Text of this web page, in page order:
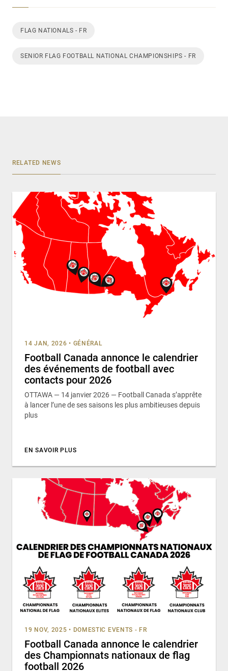
FLAG NATIONALS - FR
SENIOR FLAG FOOTBALL NATIONAL CHAMPIONSHIPS - FR
RELATED NEWS
14 JAN, 2026 • GÉNÉRAL
Football Canada annonce le calendrier
des événements de football avec
contacts pour 2026
OTTAWA — 14 janvier 2026 — Football Canada s’apprête
à lancer l’une de ses saisons les plus ambitieuses depuis
plus
EN SAVOIR PLUS
19 NOV, 2025 • DOMESTIC EVENTS - FR
Football Canada annonce le calendrier
des Championnats nationaux de flag
football 2026